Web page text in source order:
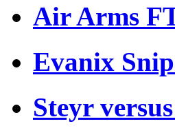
Air Arms
Evanix
Steyr